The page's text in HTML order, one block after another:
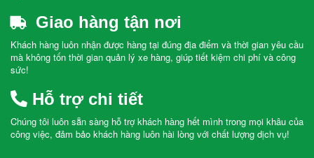
Giao hàng tận nơi
Khách hàng luôn nhận được hàng tại đúng địa điểm và thời gian yêu cầu
mà không tốn thời gian quản lý xe hàng, giúp tiết kiệm chi phí và công
sức!
Hỗ trợ chi tiết
Chúng tôi luôn sẵn sàng hỗ trợ khách hàng hết mình trong mọi khâu của
công việc, đảm bảo khách hàng luôn hài lòng với chất lượng dịch vụ!